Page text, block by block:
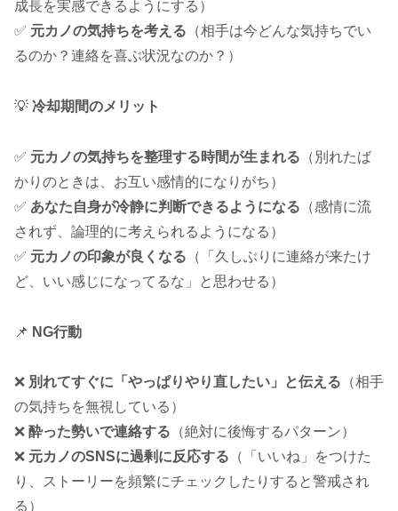
成長を実感できるようにする）
✅ 元カノの気持ちを考える （相手は今どんな気持ちでい
るのか？連絡を喜ぶ状況なのか？）
💡 冷却期間のメリット
✅ 元カノの気持ちを整理する時間が生まれる （別れたば
かりのときは、お互い感情的になりがち）
✅ あなた自身が冷静に判断できるようになる （感情に流
されず、論理的に考えられるようになる）
✅ 元カノの印象が良くなる （「久しぶりに連絡が来たけ
ど、いい感じになってるな」と思わせる）
📌 NG行動
❌ 別れてすぐに「やっぱりやり直したい」と伝える （相手
の気持ちを無視している）
❌ 酔った勢いで連絡する （絶対に後悔するパターン）
❌ 元カノのSNSに過剰に反応する （「いいね」をつけた
り、ストーリーを頻繁にチェックしたりすると警戒され
る）